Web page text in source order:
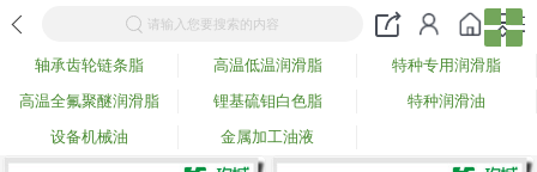
请输入您要搜索的内容
轴承齿轮链条脂 高温低温润滑脂
特种专用润滑脂
高温全氟聚醚润滑脂
锂基硫钼白色脂
特种润滑油
设备机械油
金属加工油液